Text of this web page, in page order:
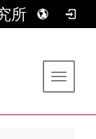
所
Toggle